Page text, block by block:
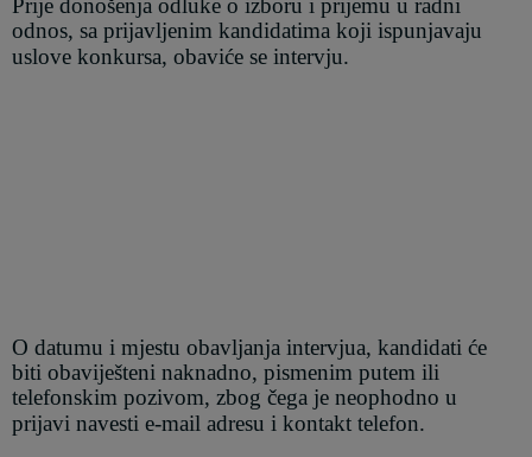
Prije donošenja odluke o izboru i prijemu u radni
odnos, sa prijavljenim kandidatima koji ispunjavaju
uslove konkursa, obaviće se intervju.
O datumu i mjestu obavljanja intervjua, kandidati će
biti obaviješteni naknadno, pismenim putem ili
telefonskim pozivom, zbog čega je neophodno u
prijavi navesti e-mail adresu i kontakt telefon.